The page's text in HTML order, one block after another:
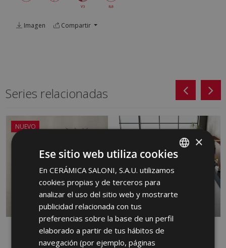
Imagen Compartir
Series relacionadas
NUEVO
DANDY
PASTA ROJA, PORCELANICO, PASTA
FRONT
PORCELANICO
SPANISH
ENGLISH
GERMAN
×
Ese sitio web utiliza cookies
En CERÁMICA SALONI, S.A.U. utilizamos
cookies propias y de terceros para
analizar el uso del sitio web y mostrarte
publicidad relacionada con tus
preferencias sobre la base de un perfil
elaborado a partir de tus hábitos de
navegación (por ejemplo, páginas